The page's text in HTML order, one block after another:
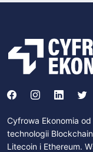
Cyfrowa Ekonomia
technologii
Litecoin i Ethereum.